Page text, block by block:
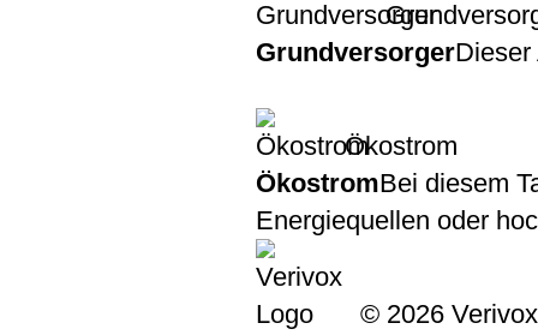
GrundversorgerDieser
Ökostrom
ÖkostromBei diesem
Energiequellen oder
© 2026